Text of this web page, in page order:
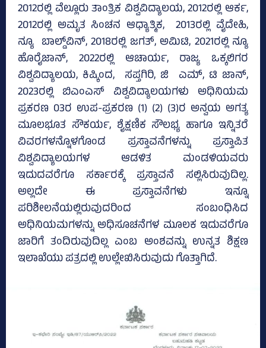
2012ರಲ್ಲಿ ವೆಲ್ಲೂರು ತಾಂತ್ರಿಕ ವಿಶ್ವವಿದ್ಯಾಲಯ, 2012ರಲ್ಲಿ ಆರ್ಕ,
2012ರಲ್ಲಿ ಅಮೃತ ಸಿಂಚನ ಆಧ್ಯಾತ್ಮಿಕ, 2013ರಲ್ಲಿ ವೈದೇಹಿ,
ನ್ಯೂ ಬಾಲ್ಡ್‌ವಿನ್‌, 2018ರಲ್ಲಿ ಜಗತ್‌, ಅಮಿಟಿ, 2021ರಲ್ಲಿ ನ್ಯೂ
ಹೊರೈಜಾನ್‌, 2022ರಲ್ಲಿ ಆಚಾರ್ಯ, ರಾಜ್ಯ ಒಕ್ಕಲಿಗರ
ವಿಶ್ವವಿದ್ಯಾಲಯ, ಕಿಷ್ಕಿಂದ, ಸಪ್ತಗಿರಿ, ಜಿ ಎಮ್‌, ಟಿ ಜಾನ್‌,
2023ರಲ್ಲಿ ಬಿಎಂಎಸ್‌ ವಿಶ್ವವಿದ್ಯಾಲಯಗಳು ಅಧಿನಿಯಮ
ಪ್ರಕರಣ 03ರ ಉಪ-ಪ್ರಕರಣ (1) (2) (3)ರ ಅನ್ವಯ ಅಗತ್ಯ
ಮೂಲಭೂತ ಸೌಕರ್ಯ, ಶೈಕ್ಷಣಿಕ ಸೌಲಭ್ಯ ಹಾಗೂ ಇನ್ನಿತರೆ
ವಿವರಗಳನ್ನೊಳಗೊಂಡ ಪ್ರಸ್ತಾವನೆಗಳನ್ನು ಪ್ರಸ್ತಾಪಿತ
ವಿಶ್ವವಿದ್ಯಾಲಯಗಳ ಆಡಳಿತ ಮಂಡಳಿಯವರು
ಇದುದವರೆಗೂ ಸರ್ಕಾರಕ್ಕೆ ಪ್ರಸ್ತಾವನೆ ಸಲ್ಲಿಸಿರುವುದಿಲ್ಲ.
ಅಲ್ಲದೇ ಈ ಪ್ರಸ್ತಾವನೆಗಳು ಇನ್ನೂ
ಪರಿಶೀಲನೆಯಲ್ಲಿರುವುದರಿಂದ ಸಂಬಂಧಿಸಿದ
ಅಧಿನಿಯಮಗಳನ್ನು ಅಧಿಸೂಚನೆಗಳ ಮೂಲಕ ಇದುವರೆಗೂ
ಜಾರಿಗೆ ತಂದಿರುವುದಿಲ್ಲ ಎಂಬ ಅಂಶವನ್ನು ಉನ್ನತ ಶಿಕ್ಷಣ
ಇಲಾಖೆಯು ಪತ್ರದಲ್ಲಿ ಉಲ್ಲೇಖಿಸಿರುವುದು ಗೊತ್ತಾಗಿದೆ.